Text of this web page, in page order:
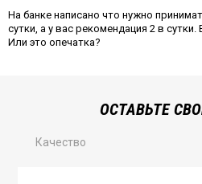
На банке написано что нужно
сутки, а у вас рекомендация 2 в сутки.
Или это опечатка?
ОСТАВЬТЕ
Качество